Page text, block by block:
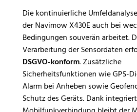
Die kontinuierliche
der Navimow X430E auch bei
Bedingungen souverän arbeitet.
Verarbeitung der Sensordaten
DSGVO-konform. Zusätzliche
Sicherheitsfunktionen wie GPS-
Alarm bei Anheben sowie
Schutz des Geräts. Dank